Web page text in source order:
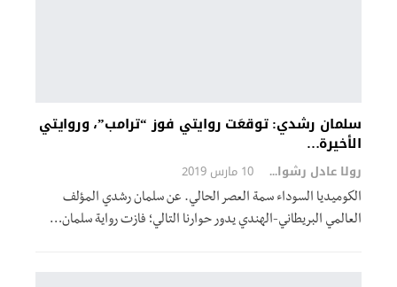
سلمان رشدي: توقعَت روايتي فوز “ترامب”، وروايتي
الأخيرة…
رولا عادل رشوان 10 مارس 2019
الكوميديا السوداء سمة العصر الحالي. عن سلمان رشدي المؤلف
العالمي البريطاني-الهندي يدور حوارنا التالي؛ فازت رواية سلمان…